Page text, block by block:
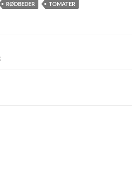
RØDBEDER TOMATER